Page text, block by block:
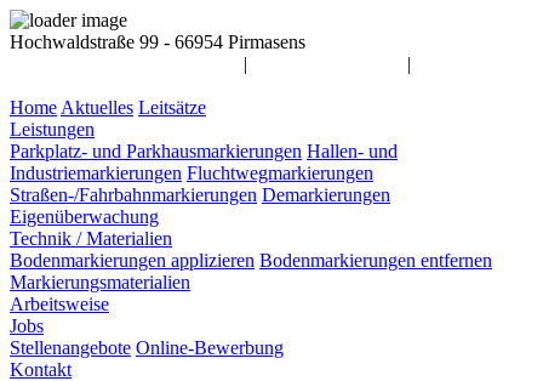
Hochwaldstraße 99 - 66954 Pirmasens
| |
Home Aktuelles Leitsätze
Leistungen
Parkplatz- und Parkhausmarkierungen Hallen- und
Industriemarkierungen Fluchtwegmarkierungen
Straßen-/Fahrbahnmarkierungen Demarkierungen
Eigenüberwachung
Technik / Materialien
Bodenmarkierungen applizieren Bodenmarkierungen entfernen
Markierungsmaterialien
Arbeitsweise
Jobs
Stellenangebote Online-Bewerbung
Kontakt